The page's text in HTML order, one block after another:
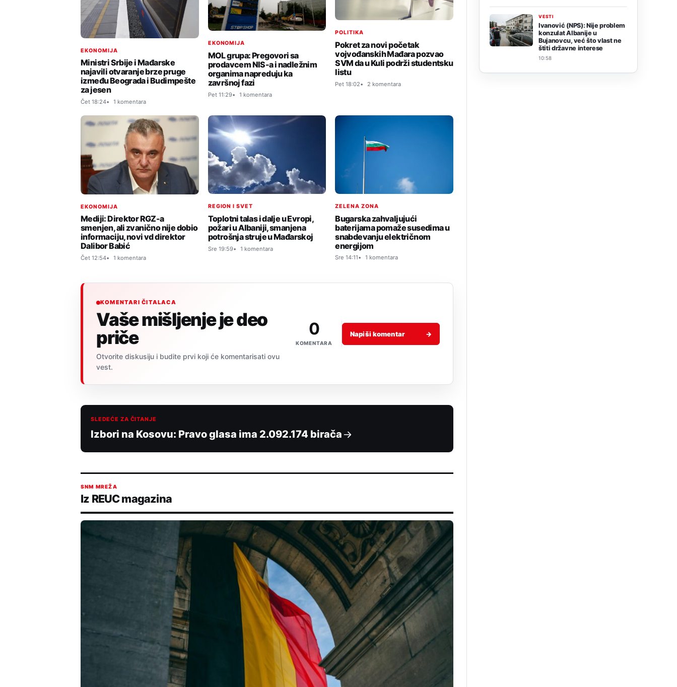
EKONOMIJA
Ministri Srbije i Mađarske
najavili otvaranje brze pruge
između Beograda i Budimpešte
za jesen
Čet 18:24 1 komentara
EKONOMIJA
MOL grupa: Pregovori sa
prodavcem NIS-a i nadležnim
organima napreduju ka
završnoj fazi
Pet 11:29 1 komentara
POLITIKA
Pokret za novi početak
vojvođanskih Mađara pozvao
SVM da u Kuli podrži studentsku
listu
Pet 18:02 2 komentara
EKONOMIJA
Mediji: Direktor RGZ-a
smenjen, ali zvanično nije dobio
informaciju, novi vd direktor
Dalibor Babić
Čet 12:54 1 komentara
REGION I SVET
Toplotni talas i dalje u Evropi,
požari u Albaniji, smanjena
potrošnja struje u Mađarskoj
Sre 19:59 1 komentara
ZELENA ZONA
Bugarska zahvaljujući
baterijama pomaže susedima u
snabdevanju električnom
energijom
Sre 14:11 1 komentara
KOMENTARI ČITALACA
Vaše mišljenje je deo
priče
Otvorite diskusiju i budite prvi koji će komentarisati ovu
vest.
0
KOMENTARA
Napiši komentar →
SLEDEĆE ZA ČITANJE
Izbori na Kosovu: Pravo glasa ima 2.092.174 birača
SNM MREŽA
Iz REUC magazina
VESTI
Ivanović (NPS): Nije problem
konzulat Albanije u
Bujanovcu, već što vlast ne
štiti državne interese
10:58